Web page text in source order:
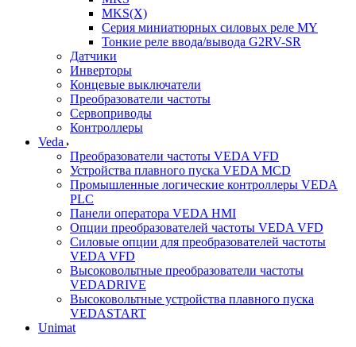
MKS(X)
Серия миниатюрных силовых реле MY
Тонкие реле ввода/вывода G2RV-SR
Датчики
Инверторы
Концевые выключатели
Преобразователи частоты
Сервоприводы
Контроллеры
Veda
Преобразователи частоты VEDA VFD
Устройства плавного пуска VEDA MCD
Промышленные логические контроллеры VEDA
PLC
Панели оператора VEDA HMI
Опции преобразователей частоты VEDA VFD
Силовые опции для преобразователей частоты
VEDA VFD
Высоковольтные преобразователи частоты
VEDADRIVE
Высоковольтные устройства плавного пуска
VEDASTART
Unimat